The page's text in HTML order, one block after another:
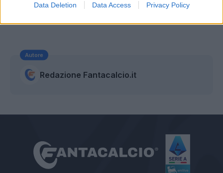
Data Deletion Data Access Privacy Policy
Autore
Redazione Fantacalcio.it